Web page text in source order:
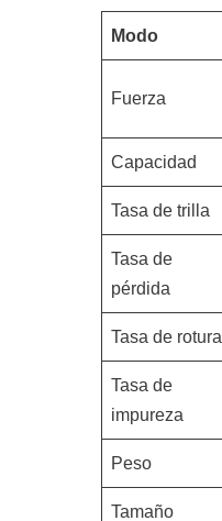
Modo
Fuerza
Capacidad
Tasa de trilla
Tasa de
pérdida
Tasa de rotura
Tasa de
impureza
Peso
Tamaño